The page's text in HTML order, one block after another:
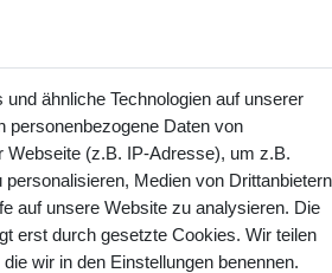
widerrufen Kontakt
Facebook Instagram
ähnliche Technologien auf unserer
personenbezogene Daten von
Webseite (z.B. IP-Adresse), um z.B.
personalisieren, Medien von Drittanbietern
auf unsere Website zu analysieren. Die
erst durch gesetzte Cookies. Wir teilen
wir in den Einstellungen benennen.